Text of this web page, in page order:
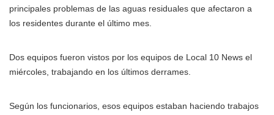
principales problemas de las aguas residuales que afectaron a
los residentes durante el último mes.
Dos equipos fueron vistos por los equipos de Local 10 News el
miércoles, trabajando en los últimos derrames.
Según los funcionarios, esos equipos estaban haciendo trabajos